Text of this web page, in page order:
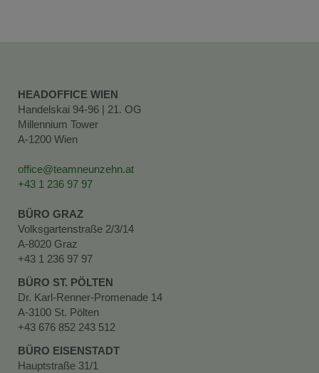
HEADOFFICE WIEN
Handelskai 94-96 | 21. OG
Millennium Tower
A-1200 Wien
office@teamneunzehn.at
+43 1 236 97 97
BÜRO GRAZ
Volksgartenstraße 2/3/14
A-8020 Graz
+43 1 236 97 97
BÜRO ST. PÖLTEN
Dr. Karl-Renner-Promenade 14
A-3100 St. Pölten
+43 676 852 243 512
BÜRO EISENSTADT
Hauptstraße 31/1